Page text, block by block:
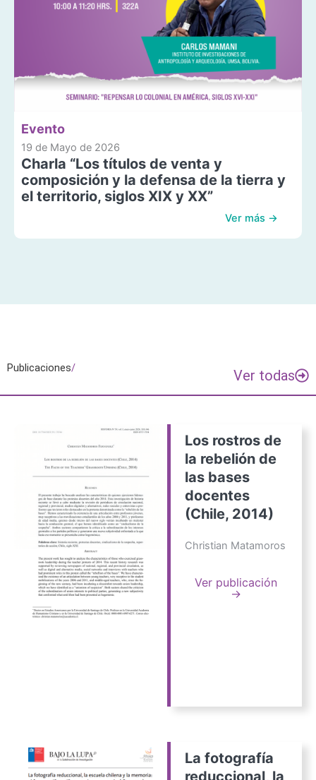
Evento
19 de Mayo de 2026
Charla “Los títulos de venta y
composición y la defensa de la tierra y
el territorio, siglos XIX y XX”
Ver más →
Publicaciones/ Ver todas
Los rostros de
la rebelión de
las bases
docentes
(Chile, 2014)
Christian Matamoros
Ver publicación
→
La fotografía
reduccional, la